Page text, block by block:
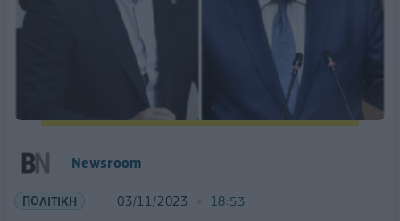
Newsroom
ΠΟΛΙΤΙΚΗ 03/11/2023 18:53